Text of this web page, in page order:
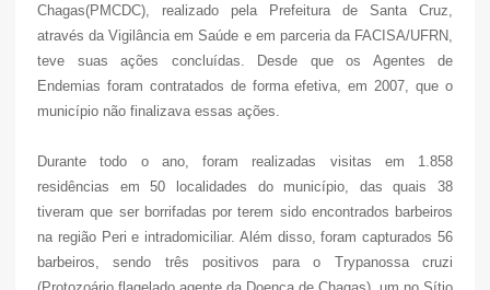
Chagas(PMCDC), realizado pela Prefeitura de Santa Cruz,
através da Vigilância em Saúde e em parceria da FACISA/UFRN,
teve suas ações concluídas. Desde que os Agentes de
Endemias foram contratados de forma efetiva, em 2007, que o
município não finalizava essas ações.
Durante todo o ano, foram realizadas visitas em 1.858
residências em 50 localidades do município, das quais 38
tiveram que ser borrifadas por terem sido encontrados barbeiros
na região Peri e intradomiciliar. Além disso, foram capturados 56
barbeiros, sendo três positivos para o Trypanossa cruzi